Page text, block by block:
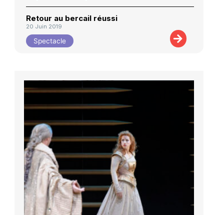
Retour au bercail réussi
20 Juin 2019
Spectacle